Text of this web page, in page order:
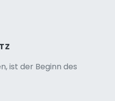
ist der Beginn des